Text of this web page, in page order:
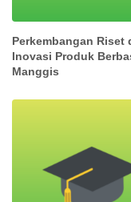
Perkembangan Riset
Inovasi Produk
Manggis